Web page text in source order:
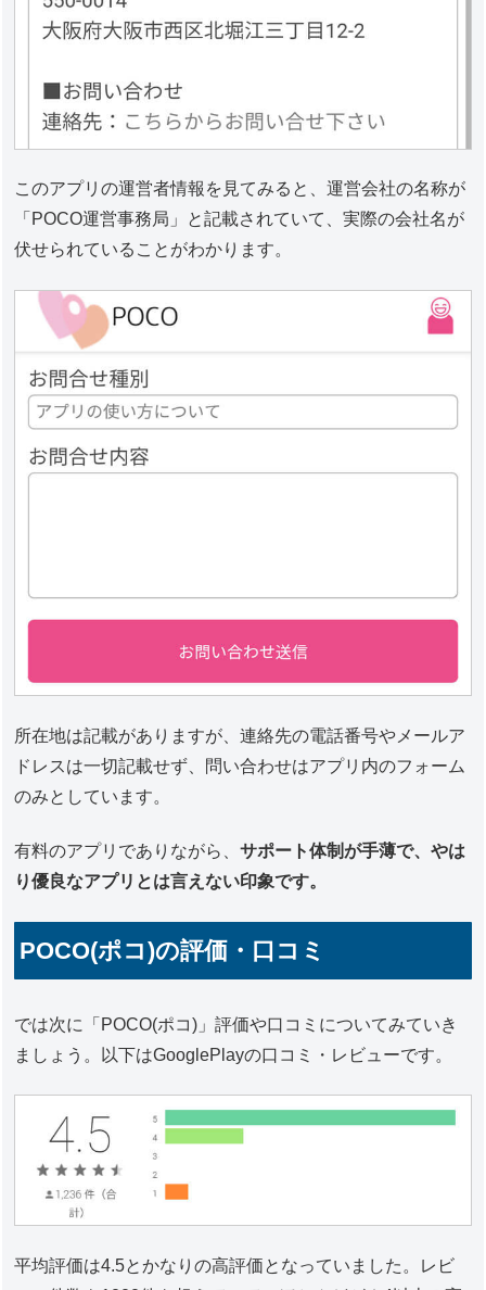
このアプリの運営者情報を見てみると、運営会社の名称が
「POCO運営事務局」と記載されていて、実際の会社名が
伏せられていることがわかります。
所在地は記載がありますが、連絡先の電話番号やメールア
ドレスは一切記載せず、問い合わせはアプリ内のフォーム
のみとしています。
有料のアプリでありながら、サポート体制が手薄で、やは
り優良なアプリとは言えない印象です。
POCO(ポコ)の評価・口コミ
では次に「POCO(ポコ)」評価や口コミについてみていき
ましょう。以下はGooglePlayの口コミ・レビューです。
平均評価は4.5とかなりの高評価となっていました。レビ